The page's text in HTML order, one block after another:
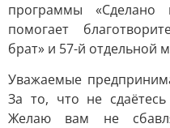
программы
помогает
брат» и 57-й отдельной
Уважаемые
За то, что не
Желаю вам не